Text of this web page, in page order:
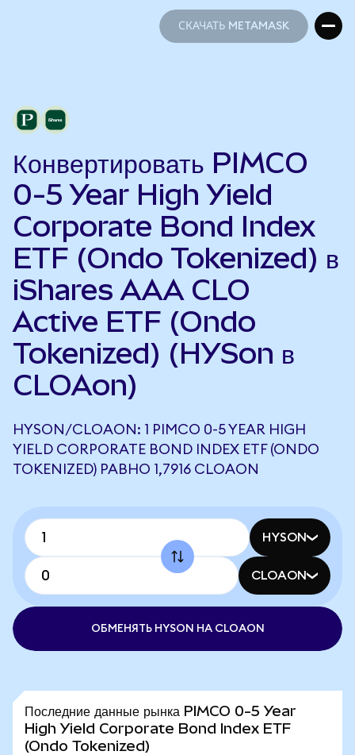
СКАЧАТЬ METAMASK
Конвертировать PIMCO
0-5 Year High Yield
Corporate Bond Index
ETF (Ondo Tokenized) в
iShares AAA CLO
Active ETF (Ondo
Tokenized) (HYSon в
CLOAon)
HYSON/CLOAON: 1 PIMCO 0-5 YEAR HIGH
YIELD CORPORATE BOND INDEX ETF (ONDO
TOKENIZED) РАВНО 1,7916 CLOAON
HYSON
CLOAON
ОБМЕНЯТЬ HYSON НА CLOAON
Последние данные рынка PIMCO 0-5 Year
High Yield Corporate Bond Index ETF
(Ondo Tokenized)